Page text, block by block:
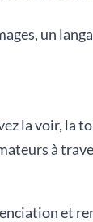
un
la voir, la
à
et